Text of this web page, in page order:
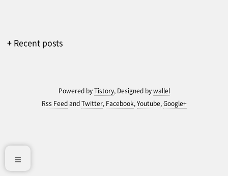
+ Recent posts
Powered byTistory, Designed bywallel
Rss FeedandTwitter, Facebook,Youtube,Google+